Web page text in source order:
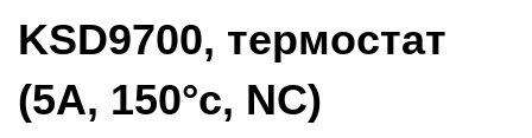
KSD9700, термостат
(5A, 150°c, NC)